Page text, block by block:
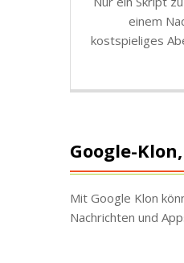
einem
kostspieliges
Google-
Mit Google Klon
Nachrichten und